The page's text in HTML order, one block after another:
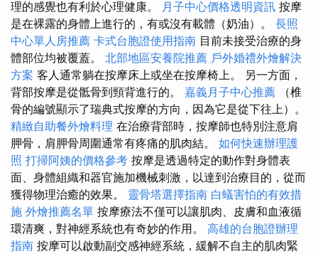
理的感覺也有利於心理健康。
月子中心價格透明資訊 按摩
是在裸露的身體上進行的，有或沒有載體（奶油）。 長照
中心單人房推薦 卡式台胞證使用指南 目前未接受治療的身
體部位均被覆蓋。 北部地區安養院推薦 戶外婚禮外燴解決
方案 客人通常躺在按摩床上或坐在按摩椅上。 另一方面，
背部按摩是從骶骨到頸背進行的。 嘉義月子中心推薦 （椎
骨的編號顯示了瑞典式按摩的方向，因為它是從下往上）。
精緻自助餐外燴料理 在治療背部時，按摩師也特別注意肩
胛骨，肩胛骨周圍通常有疼痛的肌肉結。 如何快速辦理護
照 打掃阿姨的價格參考 按摩是透過特定的動作對身體表
面、身體組織和器官施加機械刺激，以達到治療目的，從而
獲得物理治癒的效果。 靈骨塔選擇指南 白蟻害怕的有效措
施 外燴推薦名單 按摩療法不僅可以讓肌肉、皮膚和血液循
環清爽，對神經系統也有奇妙的作用。 高雄的台胞證辦理
指南 按摩可以啟動副交感神經系統，緩解不自主的肌肉緊